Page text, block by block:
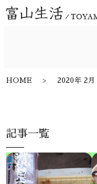
HOME 2020年 2月
記事一覧